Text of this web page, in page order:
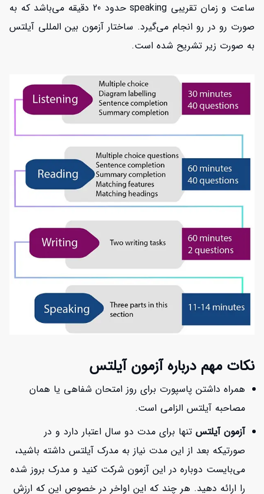
ساعت و زمان تقریبی speaking حدود 20 دقیقه می‌باشد که به
صورت رو در رو انجام می‌گیرد. ساختار آزمون بین المللی آیلتس
به صورت زیر تشریح شده است.
نکات مهم درباره آزمون آیلتس
همراه داشتن پاسپورت برای روز امتحان شفاهی یا همان
مصاحبه آیلتس الزامی است.
آزمون آیلتس تنها برای مدت دو سال اعتبار دارد و در
صورتیکه بعد از این مدت نیاز به مدرک آیلتس داشته باشید،
می‌بایست دوباره در این آزمون شرکت کنید و مدرک بروز شده
را ارائه دهید. هر چند که این اواخر در خصوص این که ارزش